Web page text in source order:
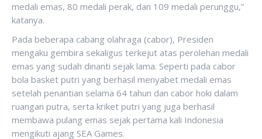
medali emas, 80 medali perak, dan 109 medali perunggu,”
katanya.
Pada beberapa cabang olahraga (cabor), Presiden
mengaku gembira sekaligus terkejut atas perolehan medali
emas yang sudah dinanti sejak lama. Seperti pada cabor
bola basket putri yang berhasil menyabet medali emas
setelah penantian selama 64 tahun dan cabor hoki dalam
ruangan putra, serta kriket putri yang juga berhasil
membawa pulang emas sejak pertama kali Indonesia
mengikuti ajang SEA Games.